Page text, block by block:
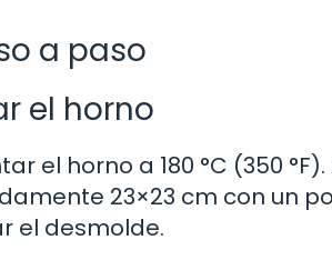
a paso
el horno
el horno a 180 °C (350
23×23 cm con un
el desmolde.